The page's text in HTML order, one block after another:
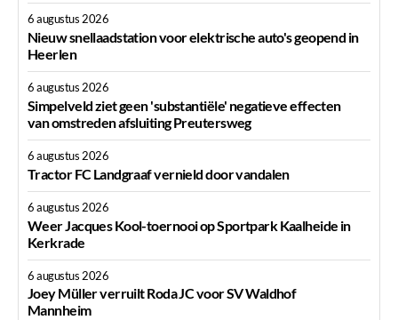
6 augustus 2026
Nieuw snellaadstation voor elektrische auto's geopend in
Heerlen
6 augustus 2026
Simpelveld ziet geen 'substantiële' negatieve effecten
van omstreden afsluiting Preutersweg
6 augustus 2026
Tractor FC Landgraaf vernield door vandalen
6 augustus 2026
Weer Jacques Kool-toernooi op Sportpark Kaalheide in
Kerkrade
6 augustus 2026
Joey Müller verruilt Roda JC voor SV Waldhof
Mannheim